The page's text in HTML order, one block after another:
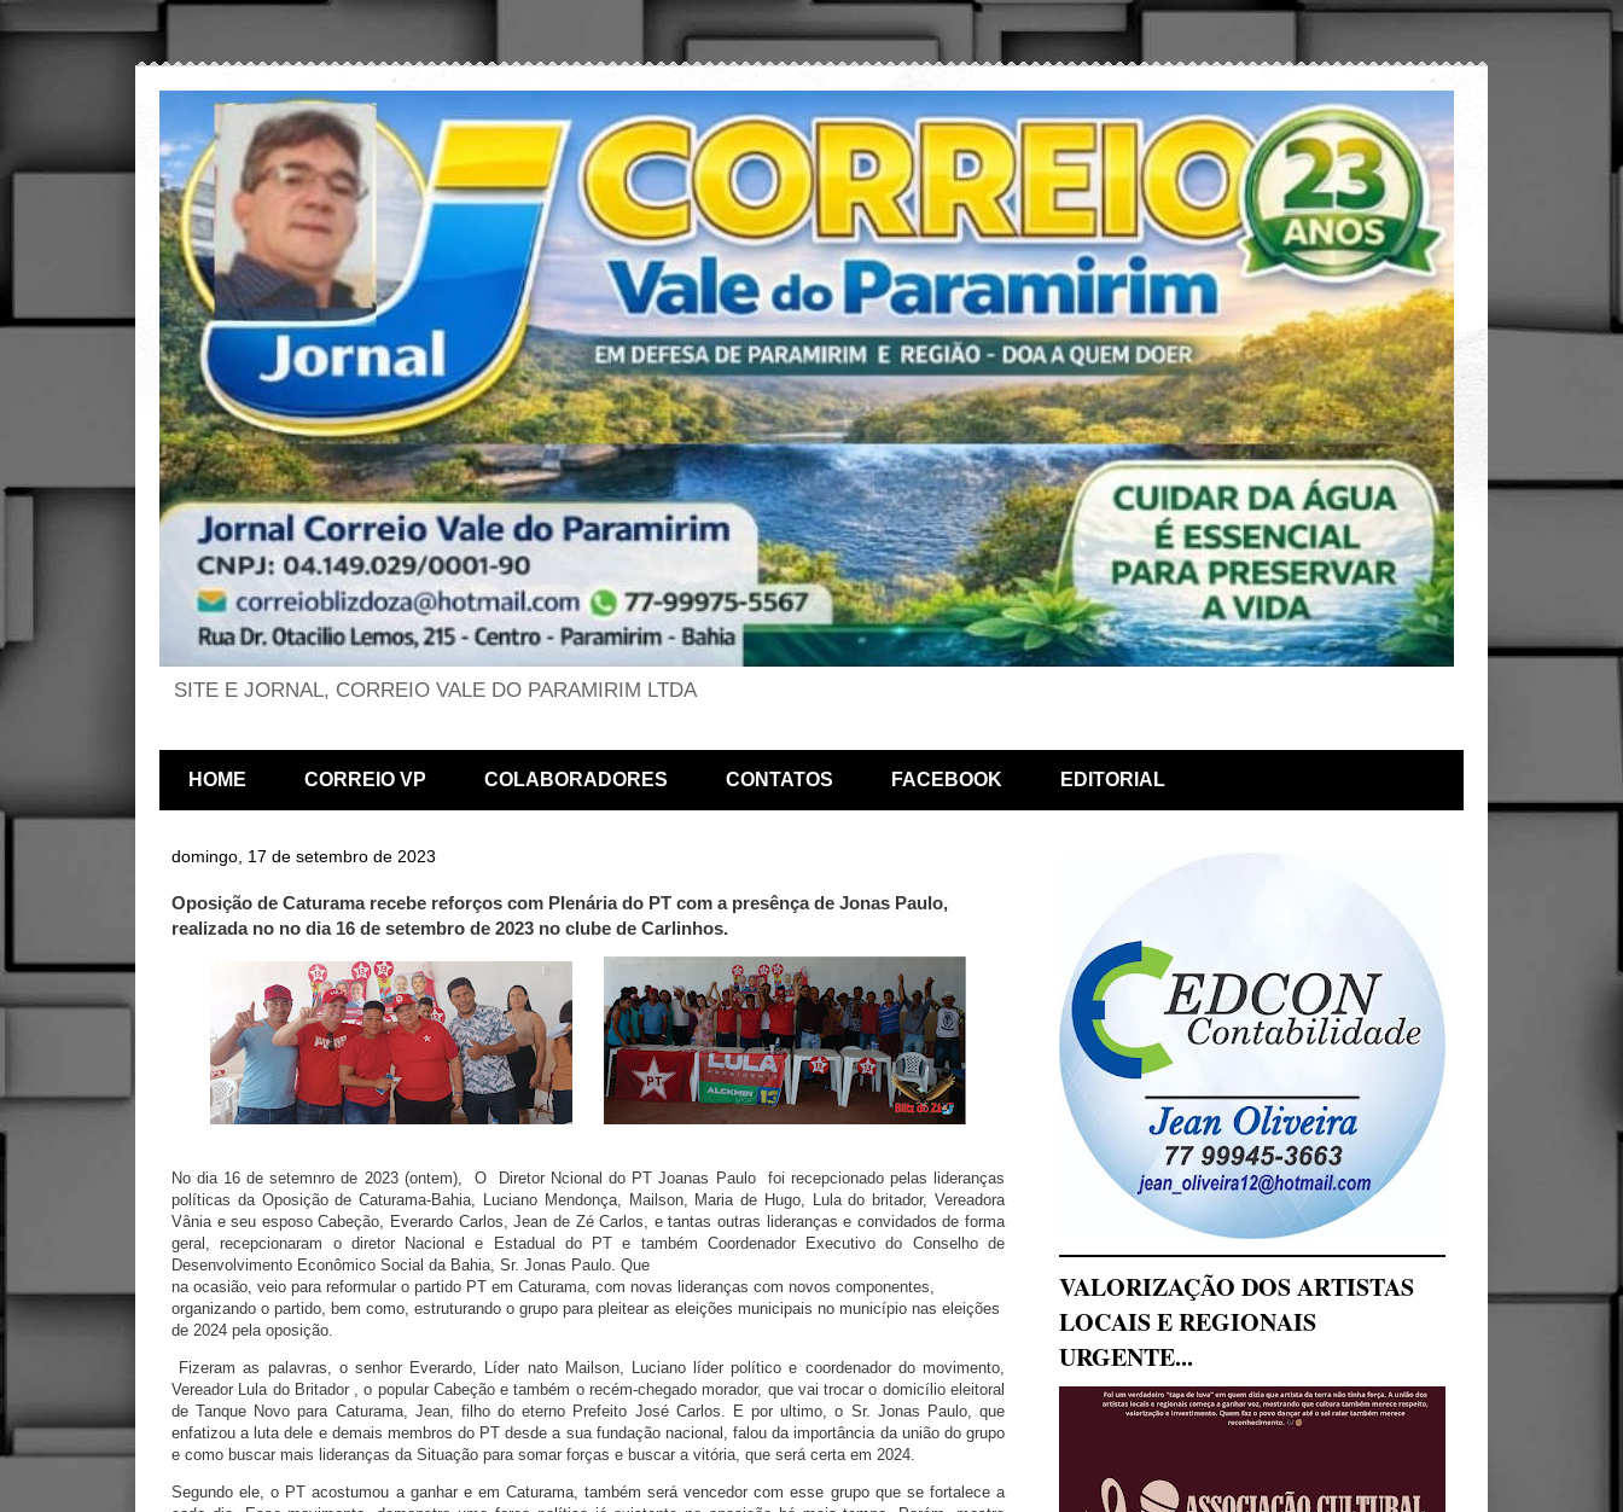
SITE E JORNAL, CORREIO VALE DO PARAMIRIM LTDA
HOME CORREIO VP COLABORADORES CONTATOS FACEBOOK EDITORIAL
domingo, 17 de setembro de 2023
Oposição de Caturama recebe reforços com Plenária do PT com a presênça de Jonas Paulo,
realizada no no dia 16 de setembro de 2023 no clube de Carlinhos.
No dia 16 de setemnro de 2023 (ontem), O Diretor Ncional do PT Joanas Paulo foi recepcionado pelas lideranças
políticas da Oposição de Caturama-Bahia, Luciano Mendonça, Mailson, Maria de Hugo, Lula do britador, Vereadora
Vânia e seu esposo Cabeção, Everardo Carlos, Jean de Zé Carlos, e tantas outras lideranças e convidados de forma
geral, recepcionaram o diretor Nacional e Estadual do PT e também Coordenador Executivo do Conselho de
Desenvolvimento Econômico Social da Bahia, Sr. Jonas Paulo. Que
na ocasião, veio para reformular o partido PT em Caturama, com novas lideranças com novos componentes,
organizando o partido, bem como, estruturando o grupo para pleitear as eleições municipais no município nas eleições
de 2024 pela oposição.
Fizeram as palavras, o senhor Everardo, Líder nato Mailson, Luciano líder político e coordenador do movimento,
Vereador Lula do Britador , o popular Cabeção e também o recém-chegado morador, que vai trocar o domicílio eleitoral
de Tanque Novo para Caturama, Jean, filho do eterno Prefeito José Carlos. E por ultimo, o Sr. Jonas Paulo, que
enfatizou a luta dele e demais membros do PT desde a sua fundação nacional, falou da importância da união do grupo
e como buscar mais lideranças da Situação para somar forças e buscar a vitória, que será certa em 2024.
Segundo ele, o PT acostumou a ganhar e em Caturama, também será vencedor com esse grupo que se fortalece a
VALORIZAÇÃO DOS ARTISTAS
LOCAIS E REGIONAIS
URGENTE...